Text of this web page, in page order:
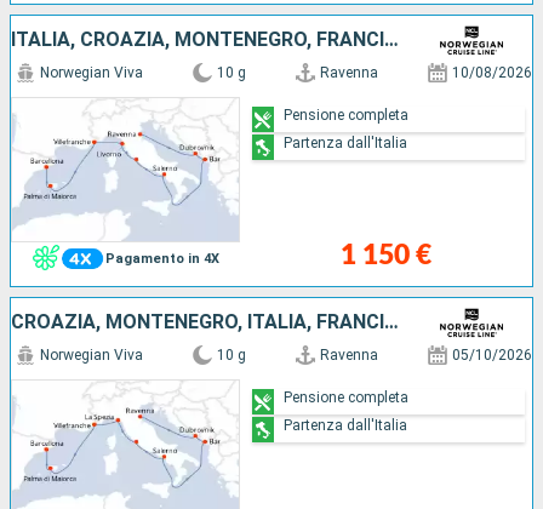
ITALIA, CROAZIA, MONTENEGRO, FRANCIA, MAIORCA, SPAGNA
Pagamento in 4X
Norwegian Viva 10 g Ravenna 10/08/2026
1 150 €
Pensione completa
Partenza dall'Italia
CROAZIA, MONTENEGRO, ITALIA, FRANCIA, MAIORCA, SPAGNA
Norwegian Viva 10 g Ravenna 05/10/2026
Pensione completa
Partenza dall'Italia